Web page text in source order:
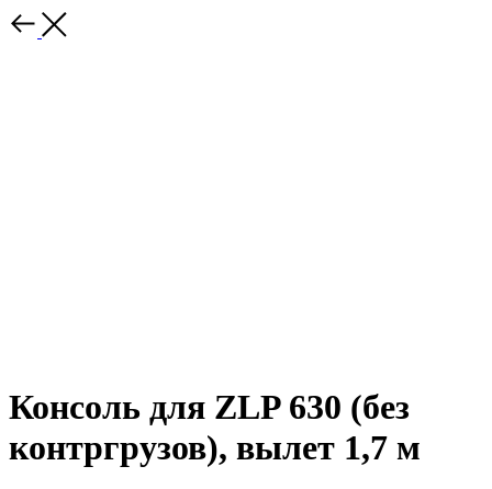
Консоль для ZLP 630 (без
контргрузов), вылет 1,7 м